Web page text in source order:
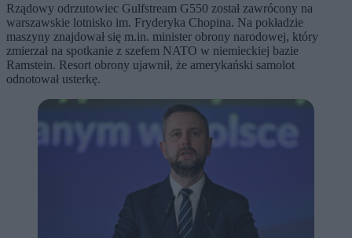
Rządowy odrzutowiec Gulfstream G550 został zawrócony na
warszawskie lotnisko im. Fryderyka Chopina. Na pokładzie
maszyny znajdował się m.in. minister obrony narodowej, który
zmierzał na spotkanie z szefem NATO w niemieckiej bazie
Ramstein. Resort obrony ujawnił, że amerykański samolot
odnotował usterkę.